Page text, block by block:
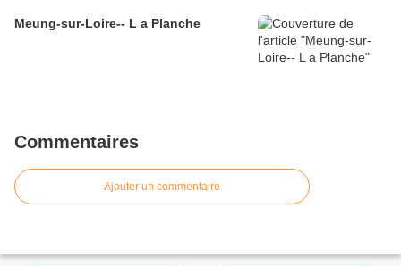
Meung-sur-Loire-- L a Planche
Commentaires
Ajouter un commentaire